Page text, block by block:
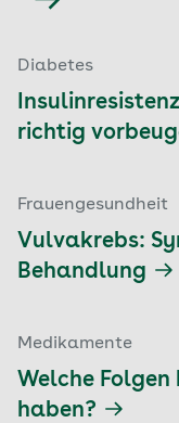
Diabetes
richtig
Frauengesundheit
Vulvakrebs:
Behandlung
Medikamente
Welche
haben?